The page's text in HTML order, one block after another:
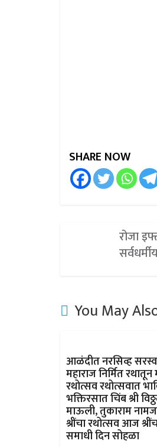
SHARE NOW
रोजा
You May
आळंदीत नरसिव्ह
महाराज निर्मित
रथोत्सव रथोत्सवात
भक्तिरसात चिंब श्री
माऊली, तुकाराम
श्रींचा रथोत्सव आज
समाधी दिन सोहळा